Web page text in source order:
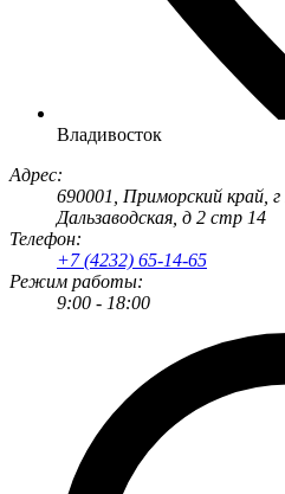
Владивосток
Адрес:
690001
, Приморский край, г
Дальзаводская, д 2 стр 14
Телефон:
+7 (4232) 65-14-65
Режим работы:
9:00 - 18:00